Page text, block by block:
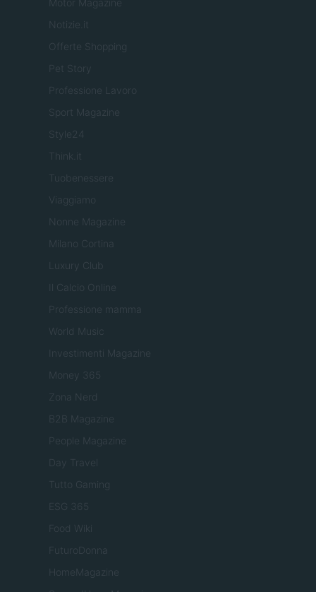
Motor Magazine
Notizie.it
Offerte Shopping
Pet Story
Professione Lavoro
Sport Magazine
Style24
Think.it
Tuobenessere
Viaggiamo
Nonne Magazine
Milano Cortina
Luxury Club
Il Calcio Online
Professione mamma
World Music
Investimenti Magazine
Money 365
Zona Nerd
B2B Magazine
People Magazine
Day Travel
Tutto Gaming
ESG 365
Food Wiki
FuturoDonna
HomeMagazine